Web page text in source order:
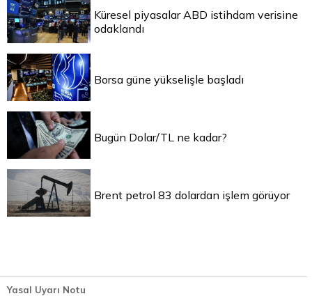
Küresel piyasalar ABD istihdam verisine
odaklandı
Borsa güne yükselişle başladı
Bugün Dolar/TL ne kadar?
Brent petrol 83 dolardan işlem görüyor
Yasal Uyarı Notu